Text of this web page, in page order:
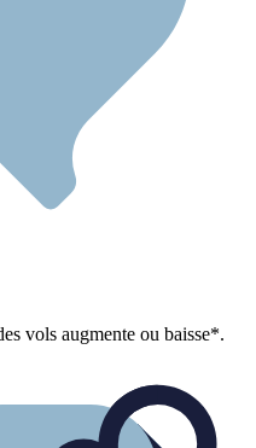
vols augmente ou baisse*.